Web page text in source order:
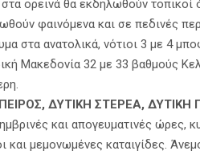
ορεινά θα εκδηλωθούν
φαινόμενα και σε πεδινές
στα ανατολικά, νότιοι 3 με 4
Μακεδονία 32 με 33 βαθμούς
ΔΥΤΙΚΗ ΣΤΕΡΕΑ,
και απογευματινές ώρες,
και μεμονωμένες καταιγίδες.